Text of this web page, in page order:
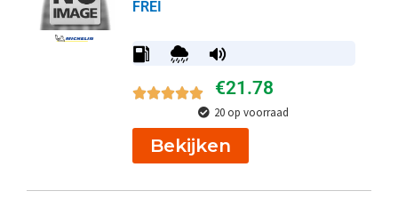
FREI
€21.78
20 op voorraad
Bekijken